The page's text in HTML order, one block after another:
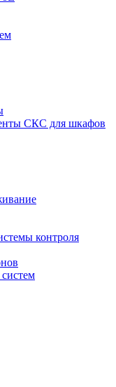
СКС для шкафов
контроля